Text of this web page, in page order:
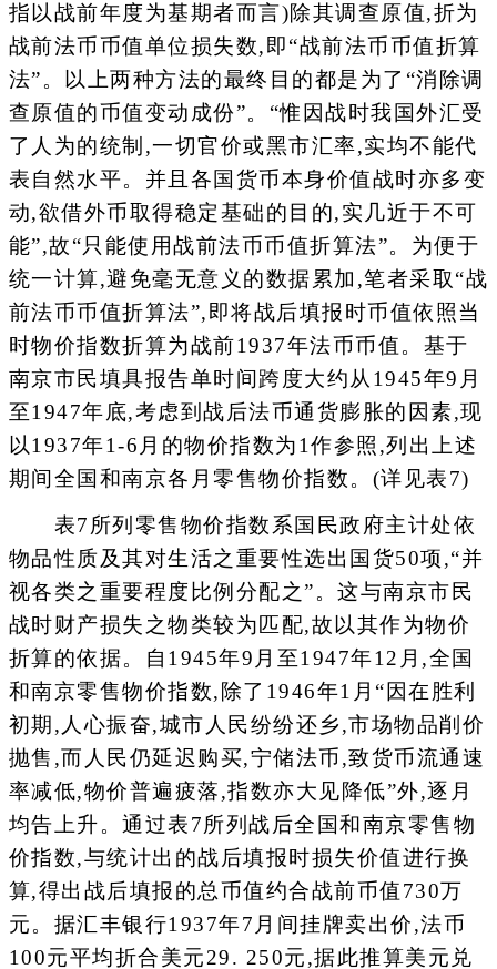
指以战前年度为基期者而言)除其调查原值,折为
战前法币币值单位损失数,即“战前法币币值折算
法”。以上两种方法的最终目的都是为了“消除调
查原值的币值变动成份”。“惟因战时我国外汇受
了人为的统制,一切官价或黑市汇率,实均不能代
表自然水平。并且各国货币本身价值战时亦多变
动,欲借外币取得稳定基础的目的,实几近于不可
能”,故“只能使用战前法币币值折算法”。为便于
统一计算,避免毫无意义的数据累加,笔者采取“战
前法币币值折算法”,即将战后填报时币值依照当
时物价指数折算为战前1937年法币币值。基于
南京市民填具报告单时间跨度大约从1945年9月
至1947年底,考虑到战后法币通货膨胀的因素,现
以1937年1-6月的物价指数为1作参照,列出上述
期间全国和南京各月零售物价指数。(详见表7)
表7所列零售物价指数系国民政府主计处依
物品性质及其对生活之重要性选出国货50项,“并
视各类之重要程度比例分配之”。这与南京市民
战时财产损失之物类较为匹配,故以其作为物价
折算的依据。自1945年9月至1947年12月,全国
和南京零售物价指数,除了1946年1月“因在胜利
初期,人心振奋,城市人民纷纷还乡,市场物品削价
抛售,而人民仍延迟购买,宁储法币,致货币流通速
率减低,物价普遍疲落,指数亦大见降低”外,逐月
均告上升。通过表7所列战后全国和南京零售物
价指数,与统计出的战后填报时损失价值进行换
算,得出战后填报的总币值约合战前币值730万
元。据汇丰银行1937年7月间挂牌卖出价,法币
100元平均折合美元29. 250元,据此推算美元兑